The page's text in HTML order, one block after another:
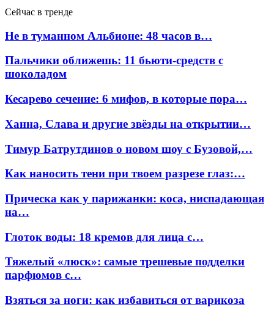
Сейчас в тренде
Не в туманном Альбионе: 48 часов в…
Пальчики оближешь: 11 бьюти-средств с
шоколадом
Кесарево сечение: 6 мифов, в которые пора…
Ханна, Слава и другие звёзды на открытии…
Тимур Батрутдинов о новом шоу с Бузовой,…
Как наносить тени при твоем разрезе глаз:…
Прическа как у парижанки: коса, ниспадающая
на…
Глоток воды: 18 кремов для лица с…
Тяжелый «люск»: самые трешевые подделки
парфюмов с…
Взяться за ноги: как избавиться от варикоза